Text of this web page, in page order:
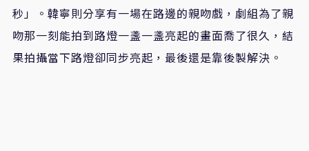
秒」。韓寧則分享有一場在路邊的親吻戲，劇組為了親
吻那一刻能拍到路燈一盞一盞亮起的畫面喬了很久，結
果拍攝當下路燈卻同步亮起，最後還是靠後製解決。